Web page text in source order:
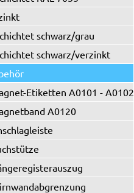
schwarz/grau
schwarz/verzinkt
Etiketten A0101 - A0102
A0120